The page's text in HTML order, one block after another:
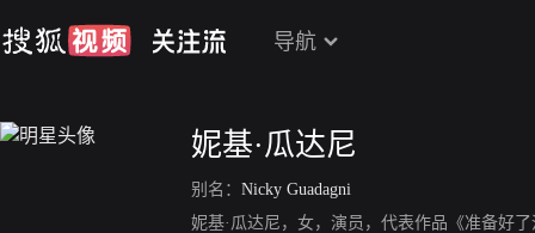
导航
妮基·瓜达尼
别名： Nicky Guadagni
妮基·瓜达尼，女，演员，代表作品《准备好